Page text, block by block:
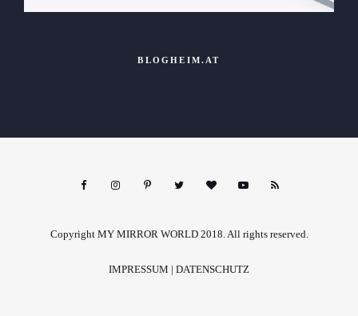
BLOGHEIM.AT
Copyright MY MIRROR WORLD 2018. All rights reserved.
IMPRESSUM | DATENSCHUTZ